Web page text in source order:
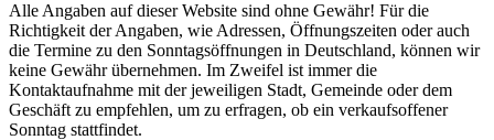
Alle Angaben auf dieser Website sind ohne Gewähr! Für die
Richtigkeit der Angaben, wie Adressen, Öffnungszeiten oder auch
die Termine zu den Sonntagsöffnungen in Deutschland, können wir
keine Gewähr übernehmen. Im Zweifel ist immer die
Kontaktaufnahme mit der jeweiligen Stadt, Gemeinde oder dem
Geschäft zu empfehlen, um zu erfragen, ob ein verkaufsoffener
Sonntag stattfindet.